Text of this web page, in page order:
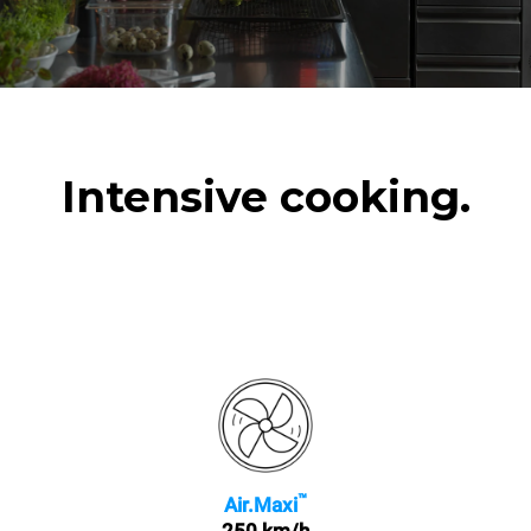
de terre rôties
3 pleines charges de
cuissons vapeur
2 heures à four vide à 180
°C
Intensive cooking.
Air.Maxi™